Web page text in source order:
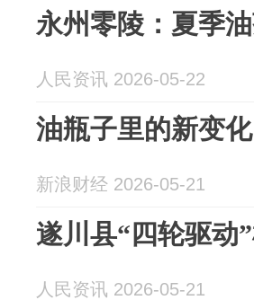
永州零陵：夏季
人民资讯 2026-05-22
油瓶子里的新变化
新浪财经 2026-05-21
遂川县“四轮驱动
人民资讯 2026-05-21